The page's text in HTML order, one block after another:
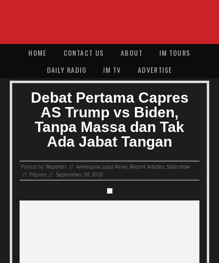
HOME CONTACT US ABOUT
IM TOURS
DAILY RADIO
IM TV ADVERTISE
Debat Pertama Capres
AS Trump vs Biden,
Tanpa Massa dan Tak
Ada Jabat Tangan
Posted by: Reporter // Americana, Local News, Recent Articles, Slideshow
// Pilpres // September 30, 2020